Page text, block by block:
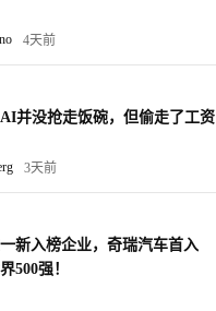
4天前
并没抢走饭碗，但偷走了工资
3天前
新入榜企业，奇瑞汽车首入
500强！